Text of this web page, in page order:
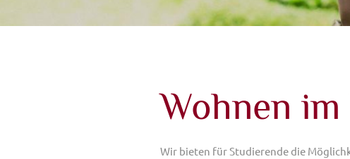
Wohnen
Wir bieten für Studierende die